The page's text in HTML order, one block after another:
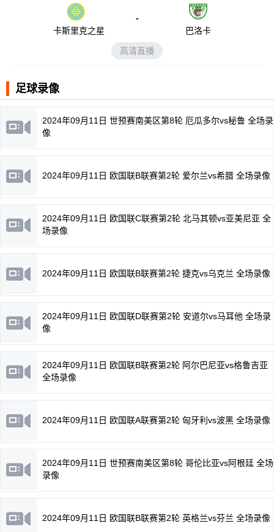
卡斯里克之星
-
巴洛卡
高清直播
足球录像
2024年09月11日 世预赛南美区第8轮 厄瓜多尔vs秘鲁 全场录
像
2024年09月11日 欧国联B联赛第2轮 爱尔兰vs希腊 全场录像
2024年09月11日 欧国联C联赛第2轮 北马其顿vs亚美尼亚 全
场录像
2024年09月11日 欧国联B联赛第2轮 捷克vs乌克兰 全场录像
2024年09月11日 欧国联D联赛第2轮 安道尔vs马耳他 全场录
像
2024年09月11日 欧国联B联赛第2轮 阿尔巴尼亚vs格鲁吉亚
全场录像
2024年09月11日 欧国联A联赛第2轮 匈牙利vs波黑 全场录像
2024年09月11日 世预赛南美区第8轮 哥伦比亚vs阿根廷 全场
录像
2024年09月11日 欧国联B联赛第2轮 英格兰vs芬兰 全场录像